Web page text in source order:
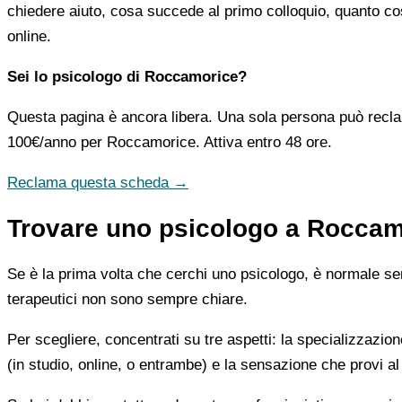
chiedere aiuto, cosa succede al primo colloquio, quanto
online.
Sei lo psicologo di Roccamorice?
Questa pagina è ancora libera. Una sola persona può
100€/anno per Roccamorice. Attiva entro 48 ore.
Reclama questa scheda →
Trovare uno psicologo a
Se è la prima volta che cerchi uno psicologo, è normale
terapeutici non sono sempre chiare.
Per scegliere, concentrati su tre aspetti: la
(in studio, online, o entrambe) e la sensazione che provi